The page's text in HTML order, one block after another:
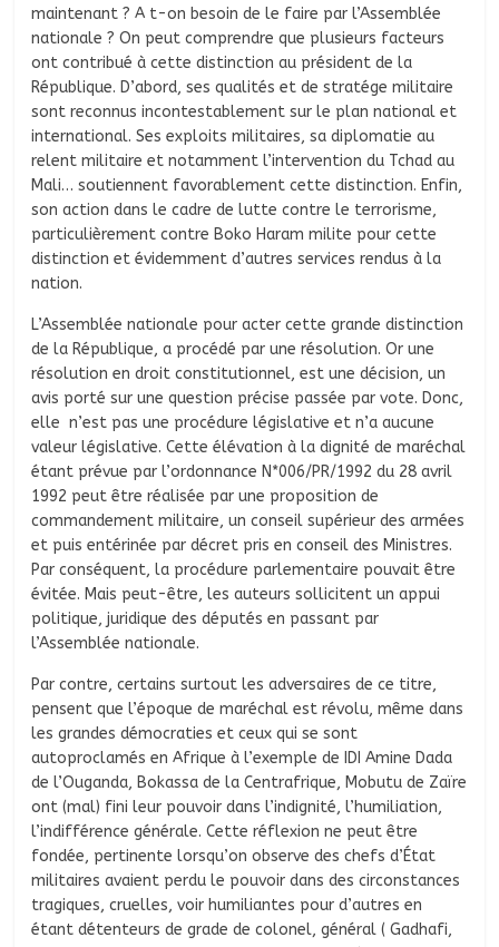
maintenant ? A t-on besoin de le faire par l’Assemblée
nationale ? On peut comprendre que plusieurs facteurs
ont contribué à cette distinction au président de la
République. D’abord, ses qualités et de stratége militaire
sont reconnus incontestablement sur le plan national et
international. Ses exploits militaires, sa diplomatie au
relent militaire et notamment l’intervention du Tchad au
Mali… soutiennent favorablement cette distinction. Enfin,
son action dans le cadre de lutte contre le terrorisme,
particulièrement contre Boko Haram milite pour cette
distinction et évidemment d’autres services rendus à la
nation.
L’Assemblée nationale pour acter cette grande distinction
de la République, a procédé par une résolution. Or une
résolution en droit constitutionnel, est une décision, un
avis porté sur une question précise passée par vote. Donc,
elle n’est pas une procédure législative et n’a aucune
valeur législative. Cette élévation à la dignité de maréchal
étant prévue par l’ordonnance N*006/PR/1992 du 28 avril
1992 peut être réalisée par une proposition de
commandement militaire, un conseil supérieur des armées
et puis entérinée par décret pris en conseil des Ministres.
Par conséquent, la procédure parlementaire pouvait être
évitée. Mais peut-être, les auteurs sollicitent un appui
politique, juridique des députés en passant par
l’Assemblée nationale.
Par contre, certains surtout les adversaires de ce titre,
pensent que l’époque de maréchal est révolu, même dans
les grandes démocraties et ceux qui se sont
autoproclamés en Afrique à l’exemple de IDI Amine Dada
de l’Ouganda, Bokassa de la Centrafrique, Mobutu de Zaïre
ont (mal) fini leur pouvoir dans l’indignité, l’humiliation,
l’indifférence générale. Cette réflexion ne peut être
fondée, pertinente lorsqu’on observe des chefs d’État
militaires avaient perdu le pouvoir dans des circonstances
tragiques, cruelles, voir humiliantes pour d’autres en
étant détenteurs de grade de colonel, général ( Gadhafi,